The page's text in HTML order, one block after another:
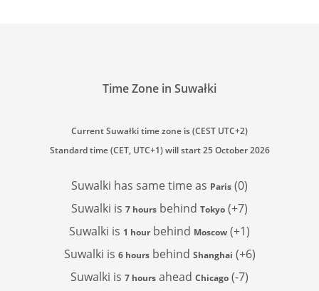
Time Zone in Suwałki
Current Suwałki time zone is (CEST UTC+2)
Standard time (CET, UTC+1) will start 25 October 2026
Suwalki has same time as Paris (0)
Suwalki is 7 hours behind Tokyo (+7)
Suwalki is 1 hourbehind Moscow (+1)
Suwalki is 6 hoursbehind Shanghai (+6)
Suwalki is 7 hours ahead Chicago (-7)